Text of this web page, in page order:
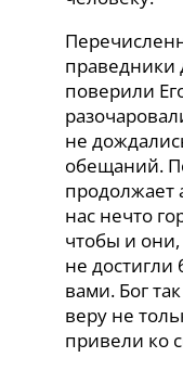
праведники
поверили
не
обещаний.
продолжает
нас нечто
чтобы и
не достигли
вами. Бог
веру не
привели ко